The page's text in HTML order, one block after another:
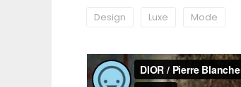
Design Luxe Mode